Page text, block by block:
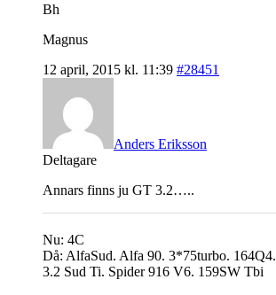
Bh
Magnus
12 april, 2015 kl. 11:39 #28451
Anders Eriksson
Deltagare
Annars finns ju GT 3.2…..
Nu: 4C
Då: AlfaSud. Alfa 90. 3*75turbo.
3.2 Sud Ti. Spider 916 V6. 159SW Tbi